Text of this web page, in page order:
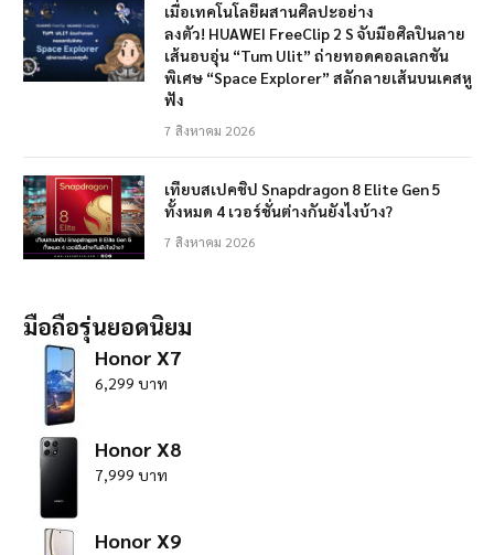
เมื่อเทคโนโลยีผสานศิลปะอย่าง
ลงตัว! HUAWEI FreeClip 2 S จับมือศิลปินลาย
เส้นอบอุ่น “Tum Ulit” ถ่ายทอดคอลเลกชัน
พิเศษ “Space Explorer” สลักลายเส้นบนเคสหู
ฟัง
7 สิงหาคม 2026
เทียบสเปคชิป Snapdragon 8 Elite Gen 5
ทั้งหมด 4 เวอร์ชั่นต่างกันยังไงบ้าง?
7 สิงหาคม 2026
มือถือรุ่นยอดนิยม
Honor X7
6,299 บาท
Honor X8
7,999 บาท
Honor X9